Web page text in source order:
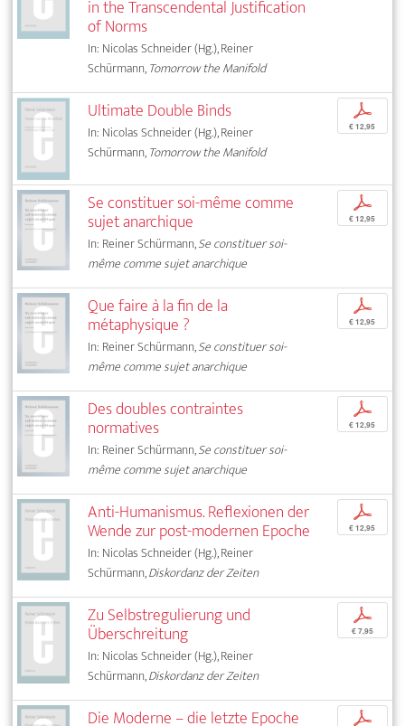
in the Transcendental Justification
of Norms
In: Nicolas Schneider (Hg.), Reiner
Schürmann,Tomorrow the Manifold
Ultimate Double Binds
In: Nicolas Schneider (Hg.), Reiner
Schürmann,Tomorrow the Manifold
p
€ 12,95
Se constituer soi-même comme
sujet anarchique
In: Reiner Schürmann,Se constituer soi-
même comme sujet anarchique
p
€ 12,95
Que faire à la fin de la
métaphysique ?
In: Reiner Schürmann,Se constituer soi-
même comme sujet anarchique
p
€ 12,95
Des doubles contraintes
normatives
In: Reiner Schürmann,Se constituer soi-
même comme sujet anarchique
p
€ 12,95
Anti-Humanismus. Reflexionen der
Wende zur post-modernen Epoche
In: Nicolas Schneider (Hg.), Reiner
Schürmann,Diskordanz der Zeiten
p
€ 12,95
Zu Selbstregulierung und
Überschreitung
In: Nicolas Schneider (Hg.), Reiner
Schürmann,Diskordanz der Zeiten
p
€ 7,95
Die Moderne – die letzte Epoche p